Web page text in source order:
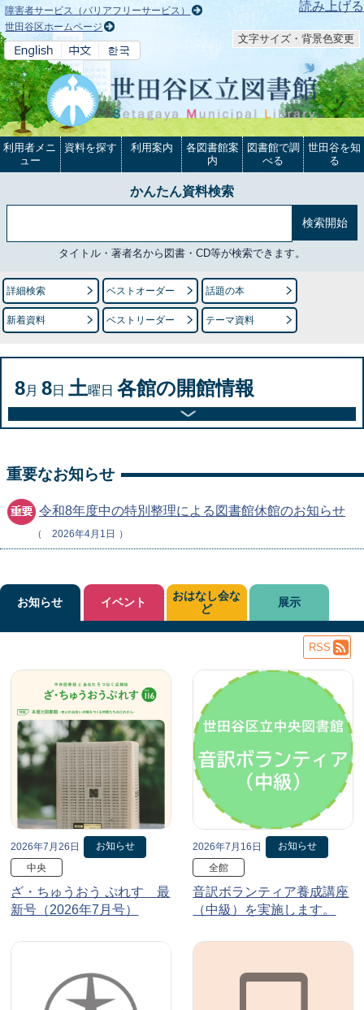
本文へ 読み上げる
障害者サービス（バリアフリーサービス）
世田谷区ホームページ
文字サイズ・背景色変更
利用者メニ
ュー
資料を探す 利用案内
各図書館案
内
図書館で調
べる
世田谷を知
る
かんたん資料検索
タイトル・著者名から図書・CD等が検索できます。
詳細検索 ベストオーダー 話題の本
新着資料 ベストリーダー テーマ資料
8月 8日 土曜日 各館の開館情報
重要なお知らせ
令和8年度中の特別整理による図書館休館のお知らせ
2026年4月1日
お知らせ
2026年7月26日
お知らせ
中央
ざ・ちゅうおう ぷれす 最
新号（2026年7月号）
2026年7月16日
お知らせ
全館
音訳ボランティア養成講座
（中級）を実施します。
イベント
おはなし会な
ど
展示
RSS